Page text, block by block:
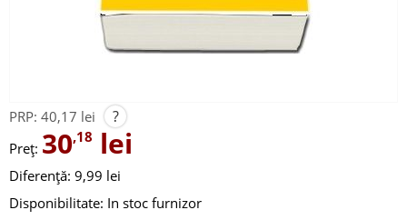
PRP: 40,17 lei ?
Preț: 30,18 lei
Diferență: 9,99 lei
Disponibilitate: In stoc furnizor